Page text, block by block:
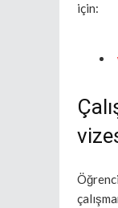
için: